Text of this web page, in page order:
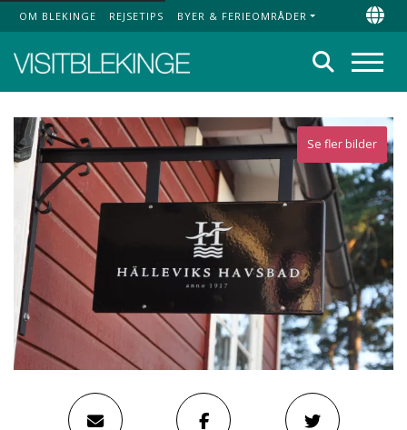
Top Menu
OM BLEKINGE REJSETIPS BYER & FERIEOMRÅDER
Søg
Se fler bilder